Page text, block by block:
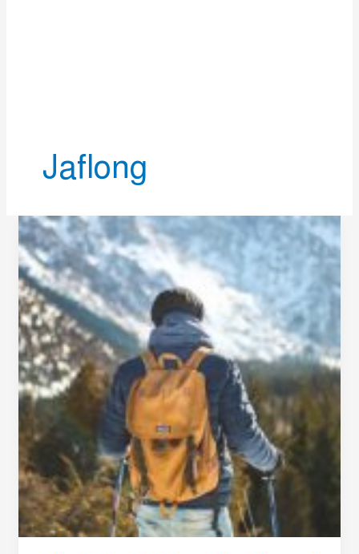
Jaflong
The
Most
Attractive
Travel
Place
in
Sylhet
|
সিলেটের
আকর্ষনীয়
পর্যটন
স্পট
।|Jaintahill